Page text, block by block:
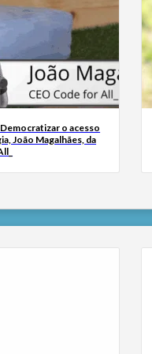
o acesso
João Magalhães, da